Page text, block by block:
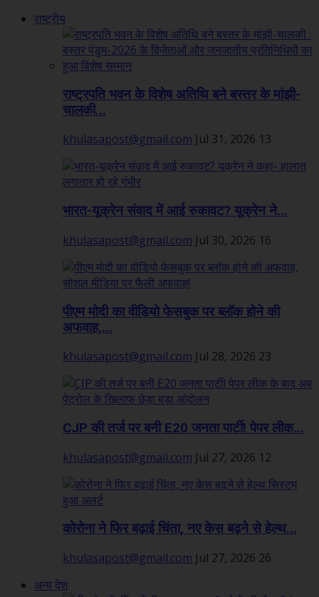
राष्ट्रीय
राष्ट्रपति भवन के विशेष अतिथि बने बस्तर के मांझी-
चालकी...
khulasapost@gmail.com Jul 31, 2026 13
भारत-यूक्रेन संवाद में आई रुकावट? यूक्रेन ने...
khulasapost@gmail.com Jul 30, 2026 16
पीएम मोदी का वीडियो फेसबुक पर ब्लॉक होने की
अफवाह,...
khulasapost@gmail.com Jul 28, 2026 23
CJP की तर्ज पर बनी E20 जनता पार्टी! पेपर लीक...
khulasapost@gmail.com Jul 27, 2026 12
कोरोना ने फिर बढ़ाई चिंता, नए केस बढ़ने से हेल्थ...
khulasapost@gmail.com Jul 27, 2026 26
अन्य देश